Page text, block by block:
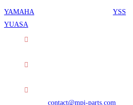
YAMAHA
YSS
YUASA
contact@mpi-parts.com